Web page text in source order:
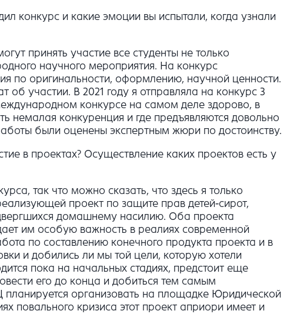
конкурс и какие эмоции вы испытали, когда узнали
принять участие все студенты не только
научного мероприятия. На конкурс
по оригинальности, оформлению, научной ценности.
об участии. В 2021 году я отправляла на конкурс 3
конкурсе на самом деле здорово, в
немалая конкуренция и где предъявляются довольно
были оценены экспертным жюри по достоинству.
в проектах? Осуществление каких проектов есть у
так что можно сказать, что здесь я только
проект по защите прав детей-сирот,
домашнему насилию. Оба проекта
им особую важность в реалиях современной
по составлению конечного продукта проекта и в
и добились ли мы той цели, которую хотели
пока на начальных стадиях, предстоит еще
его до конца и добиться тем самым
организовать на площадке Юридической
повального кризиса этот проект априори имеет и